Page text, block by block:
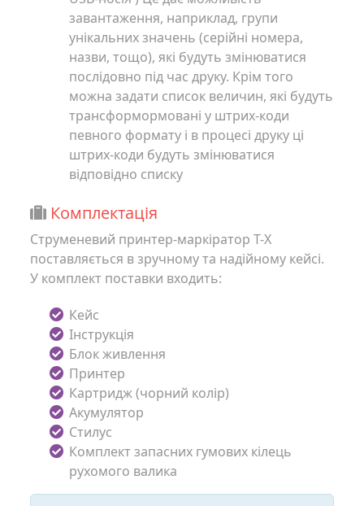
завантаження, наприклад, групи
унікальних значень (серійні номера,
назви, тощо), які будуть змінюватися
послідовно під час друку. Крім того
можна задати список величин, які будуть
трансформормовані у штрих-коди
певного формату і в процесі друку ці
штрих-коди будуть змінюватися
відповідно списку
Комплектація
Cтруменевий принтер-маркіратор T-X
поставляється в зручному та надійному кейсі.
У комплект поставки входить:
Кейс
Інструкція
Блок живлення
Принтер
Картридж (чорний колір)
Акумулятор
Стилус
Комплект запасних гумових кілець
рухомого валика